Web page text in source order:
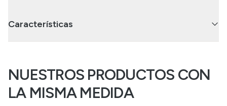
Características
NUESTROS PRODUCTOS CON
LA MISMA MEDIDA